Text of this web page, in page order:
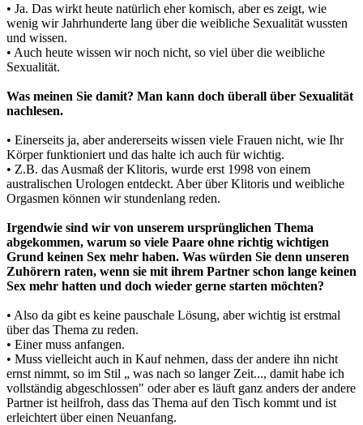
• Ja. Das wirkt heute natürlich eher komisch, aber es zeigt, wie
wenig wir Jahrhunderte lang über die weibliche Sexualität wussten
und wissen.
• Auch heute wissen wir noch nicht, so viel über die weibliche
Sexualität.
Was meinen Sie damit? Man kann doch überall über Sexualität
nachlesen.
• Einerseits ja, aber andererseits wissen viele Frauen nicht, wie Ihr
Körper funktioniert und das halte ich auch für wichtig.
• Z.B. das Ausmaß der Klitoris, wurde erst 1998 von einem
australischen Urologen entdeckt. Aber über Klitoris und weibliche
Orgasmen können wir stundenlang reden.
Irgendwie sind wir von unserem ursprünglichen Thema
abgekommen, warum so viele Paare ohne richtig wichtigen
Grund keinen Sex mehr haben. Was würden Sie denn unseren
Zuhörern raten, wenn sie mit ihrem Partner schon lange keinen
Sex mehr hatten und doch wieder gerne starten möchten?
• Also da gibt es keine pauschale Lösung, aber wichtig ist erstmal
über das Thema zu reden.
• Einer muss anfangen.
• Muss vielleicht auch in Kauf nehmen, dass der andere ihn nicht
ernst nimmt, so im Stil „ was nach so langer Zeit..., damit habe ich
vollständig abgeschlossen" oder aber es läuft ganz anders der andere
Partner ist heilfroh, dass das Thema auf den Tisch kommt und ist
erleichtert über einen Neuanfang.